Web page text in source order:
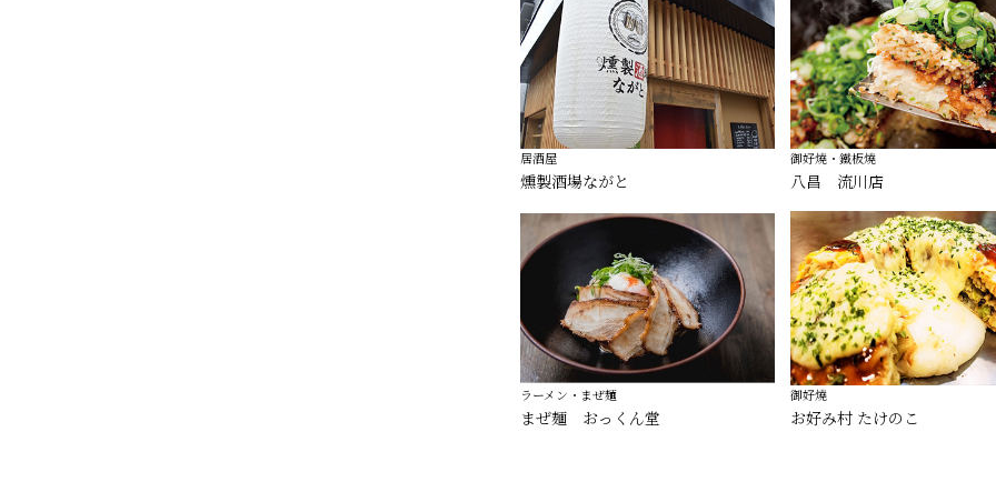
居酒屋
燻製酒場ながと
御好燒・鐵板燒
八昌 流川店
ラーメン・まぜ麺
まぜ麺 おっくん堂
御好燒
お好み村 たけのこ